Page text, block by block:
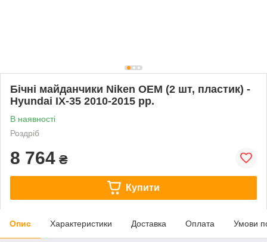
Бічні майданчики Niken OEM (2 шт, пластик) -
Hyundai IX-35 2010-2015 рр.
В наявності
Роздріб
8 764 ₴
Купити
Опис Характеристики Доставка Оплата Умови